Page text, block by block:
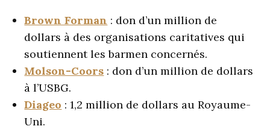
Brown Forman : don d’un million de
dollars à des organisations caritatives qui
soutiennent les barmen concernés.
Molson-Coors : don d’un million de dollars
à l’USBG.
Diageo : 1,2 million de dollars au Royaume-
Uni.